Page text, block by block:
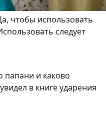
чтобы использовать
следует
папани и каково
в книге ударения